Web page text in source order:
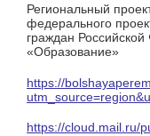
Региональный
федерального
граждан
«Образование»
https://
https://cloud.mail.ru/